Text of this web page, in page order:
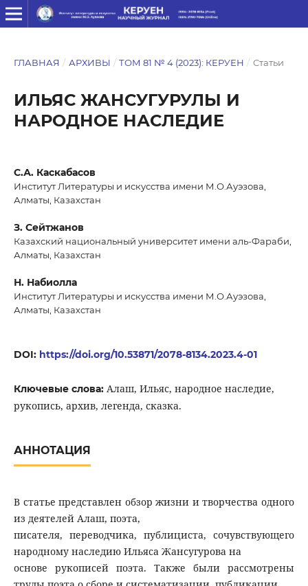
ГЛАВНАЯ / АРХИВЫ / ТОМ 81 № 4 (2023): КЕРУЕН / Статьи
ИЛЬЯС ЖАНСУГУРУЛЫ И
НАРОДНОЕ НАСЛЕДИЕ
С.А. Каскабасов
Институт Литературы и искусства имени М.О.Ауэзова,
Алматы, Казахстан
З. Сейтжанов
Казахский национальный университет имени аль-Фараби,
Алматы, Казахстан
Н. Набиолла
Институт Литературы и искусства имени М.О.Ауэзова,
Алматы, Казахстан
DOI: https://doi.org/10.53871/2078-8134.2023.4-01
Ключевые слова: Алаш, Ильяс, народное наследие,
рукопись, архив, легенда, сказка.
АННОТАЦИЯ
В статье представлен обзор жизни и творчества одного
из деятелей Алаш, поэта,
писателя, переводчика, публициста, сочувствующего
народному наследию Ильяса Жансугурова на
основе рукописей поэта. Также были рассмотрены